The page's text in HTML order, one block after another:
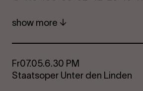
show more
Fr07.05.6.30 PM
Staatsoper Unter den Linden